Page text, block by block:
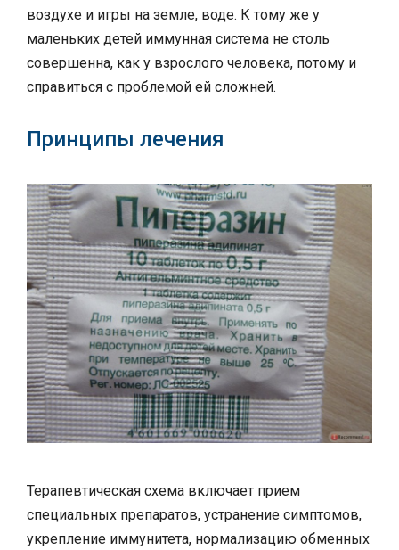
воздухе и игры на земле, воде. К тому же у
маленьких детей иммунная система не столь
совершенна, как у взрослого человека, потому и
справиться с проблемой ей сложней.
Принципы лечения
Терапевтическая схема включает прием
специальных препаратов, устранение симптомов,
укрепление иммунитета, нормализацию обменных